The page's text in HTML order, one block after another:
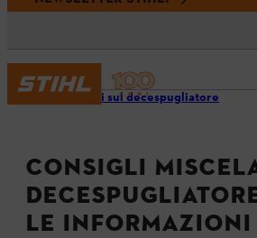
Consigli sul decespugliatore
CONSIGLI
LE INFORMAZIONI